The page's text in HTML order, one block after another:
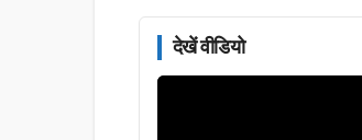
देखें वीडियो